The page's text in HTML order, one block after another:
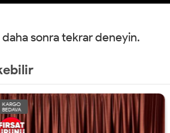
daha sonra tekrar deneyin.